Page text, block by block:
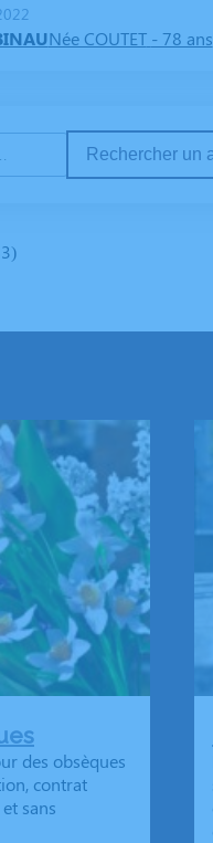
Née COUTET - 78 ans
Rechercher un
des obsèques
contrat
sans